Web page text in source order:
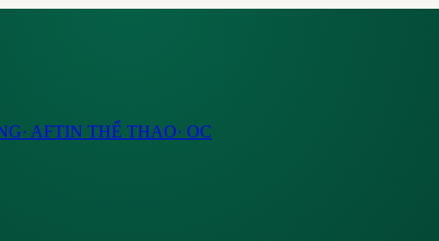
· AFTIN THỂ THAO· OC